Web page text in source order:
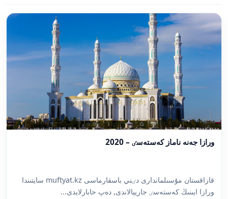
ورازا جەنە ناماز كەستەسٸ – 2020
قازاقستان مۇسىلماندارى دٸني باسقارماسى muftyat.kz سايتىندا
ورازا ايىنىڭ كەستەسٸ جارييالاندى, دەپ حابارلايدى...